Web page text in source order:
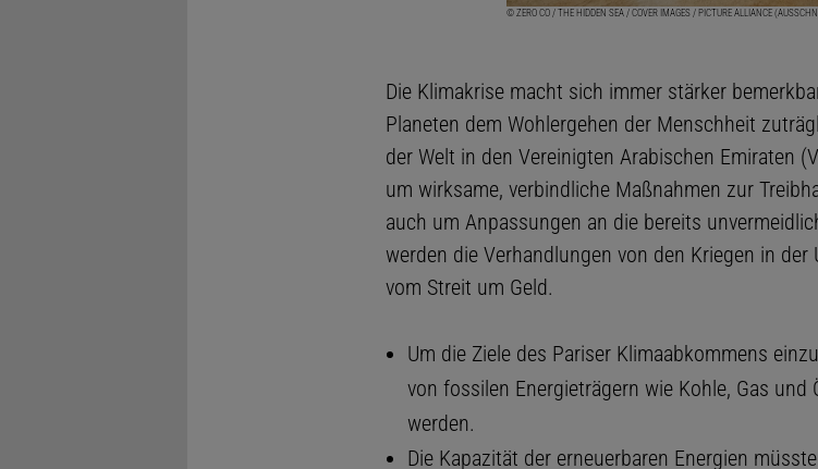
© ZERO CO / THE HIDDEN SEA / COVER IMAGES / PICTURE ALLIANCE
Die Klimakrise macht sich immer stärker
Planeten dem Wohlergehen der Menschheit
der Welt in den Vereinigten Arabischen Emiraten
um wirksame, verbindliche Maßnahmen zur
auch um Anpassungen an die bereits
werden die Verhandlungen von den Kriegen in
vom Streit um Geld.
Um die Ziele des Pariser Klimaabkommens
von fossilen Energieträgern wie Kohle, Gas
werden.
Die Kapazität der erneuerbaren Energien